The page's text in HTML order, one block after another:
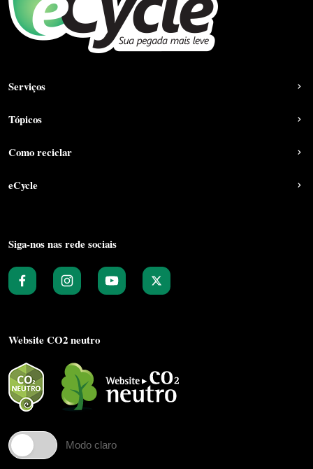
Serviços
Tópicos
Como reciclar
eCycle
Siga-nos nas rede sociais
Website CO2 neutro
Modo claro